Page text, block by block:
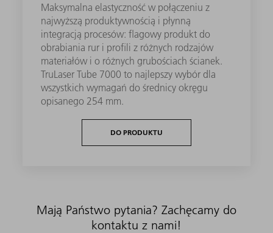
Maksymalna elastyczność w połączeniu z
najwyższą produktywnością i płynną
integracją procesów: flagowy produkt do
obrabiania rur i profili z różnych rodzajów
materiałów i o różnych grubościach ścianek.
TruLaser Tube 7000 to najlepszy wybór dla
wszystkich wymagań do średnicy okręgu
opisanego 254 mm.
DO PRODUKTU
Mają Państwo pytania? Zachęcamy do
kontaktu z nami!